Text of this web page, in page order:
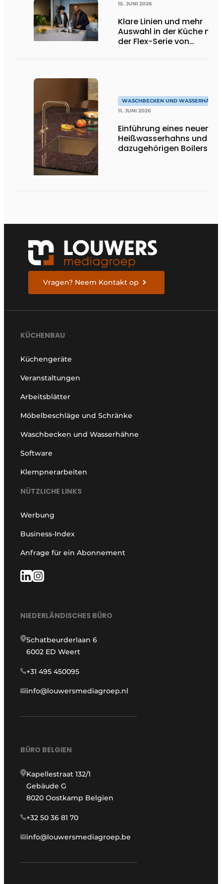
15. JUNI 2026
Klare Linien und mehr
Auswahl in der Küche mit
der Flex-Serie von
WASCHBECKEN UND WASSERHÄHNE
11. JUNI 2026
Einführung eines neuen
Heißwasserhahns und
dazugehörigen Boilers bei
Vragen? Neem Kontakt op
KÜCHENBAU
Küchengeräte
Veranstaltungen
Arbeitsblätter
Möbelbeschläge und Schränke
Waschbecken und Wasserhähne
Software
Klempnerarbeiten
NÜTZLICHE LINKS
Werbung
Business-Index
Anfrage für ein Abonnement
NIEDERLÄNDISCHES BÜRO
Schatbeurderlaan 6
6002 ED Weert
+31 495 450095
info@louwersmediagroep.nl
BÜRO BELGIEN
Kapellestraat 132/1
Gebäude G
8020 Oostkamp Belgien
+32 50 36 81 70
info@louwersmediagroep.be